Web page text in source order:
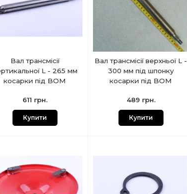
Вал трансмісії
L - 265 мм
косарки під ВОМ
611 грн.
Купити
Вал трансмісії верхньої L -
300 мм під шпонку
косарки під ВОМ
489 грн.
Купити